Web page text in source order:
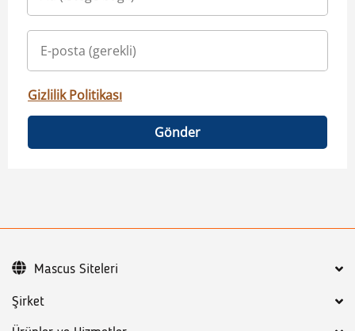
Gizlilik Politikası
Gönder
Şirket
Mascus Siteleri